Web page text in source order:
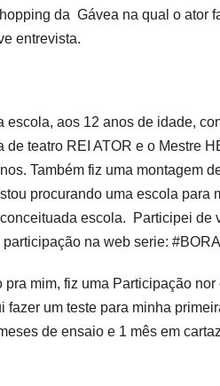
da Gávea na qual o ator
entrevista.
escola, aos 12 anos de idade,
de teatro REI ATOR e o Mestre
Também fiz uma montagem
procurando uma escola para
escola.
Participei de
na web serie:
pra mim, fiz uma Participação
um teste para minha
de ensaio e 1 mês em